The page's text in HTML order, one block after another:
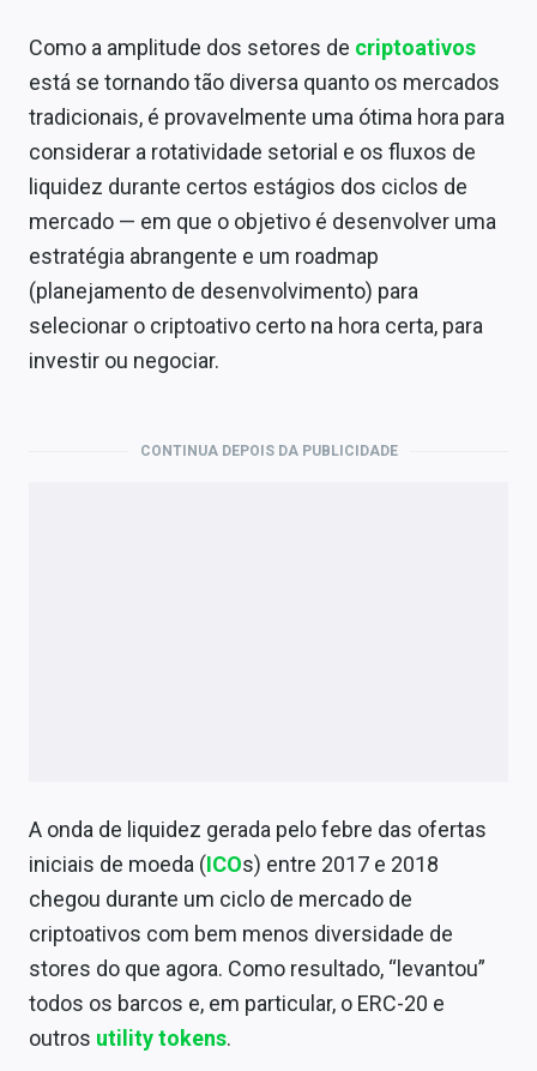
Mercados
Economia
Empresas
Brasil
Política
Money Trader
Contato
Como a amplitude dos setores de criptoativos
está se tornando tão diversa quanto os mercados
tradicionais, é provavelmente uma ótima hora para
considerar a rotatividade setorial e os fluxos de
liquidez durante certos estágios dos ciclos de
mercado — em que o objetivo é desenvolver uma
estratégia abrangente e um roadmap
(planejamento de desenvolvimento) para
selecionar o criptoativo certo na hora certa, para
investir ou negociar.
CONTINUA DEPOIS DA PUBLICIDADE
A onda de liquidez gerada pelo febre das ofertas
iniciais de moeda (ICOs) entre 2017 e 2018
chegou durante um ciclo de mercado de
criptoativos com bem menos diversidade de
stores do que agora. Como resultado, “levantou”
todos os barcos e, em particular, o ERC-20 e
outros utility tokens.